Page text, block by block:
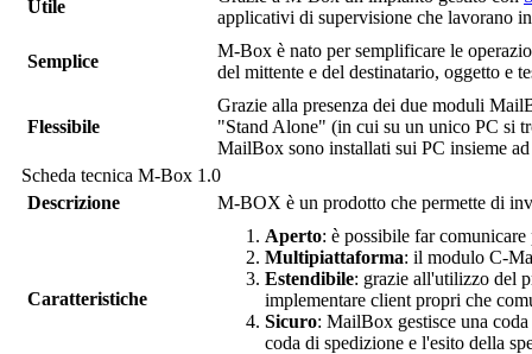
Utile
applicativi di supervisione che lavorano
Semplice
M-Box è nato per semplificare le
del mittente e del destinatario, oggetto e
Flessibile
Grazie alla presenza dei due moduli
"Stand Alone" (in cui su un unico PC si
MailBox sono installati sui PC insieme
Scheda tecnica M-Box 1.0
Descrizione
M-BOX è un prodotto che permette di
Caratteristiche
Aperto: è possibile far
Multipiattaforma: il modulo C-
Estendibile: grazie all'utilizzo del
implementare client propri che
Sicuro: MailBox gestisce una
coda di spedizione e l'esito della